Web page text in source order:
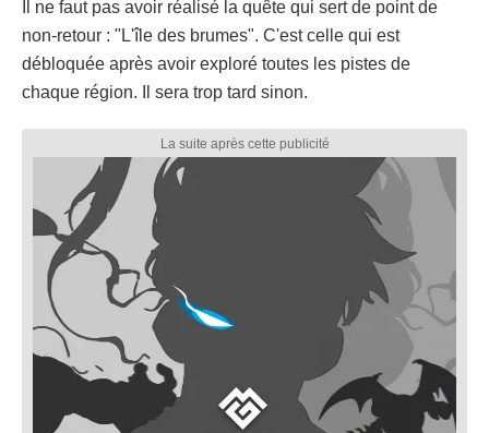
Il ne faut pas avoir réalisé la quête qui sert de point de
non-retour : "L'île des brumes". C'est celle qui est
débloquée après avoir exploré toutes les pistes de
chaque région. Il sera trop tard sinon.